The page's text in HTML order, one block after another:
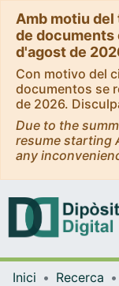
Amb motiu
de documents
d'agost de
Con motivo del
documentos se
de 2026.
Due to the
resume starting
any
Inici Recerca